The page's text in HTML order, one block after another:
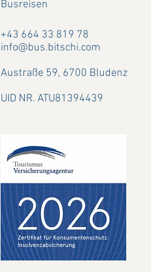
Busreisen
+43 664 33 819 78
info@bus.bitschi.com
Austraße 59, 6700 Bludenz
UID NR. ATU81394439